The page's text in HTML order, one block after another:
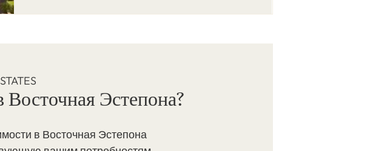
Эстепона?
в Восточная Эстепона